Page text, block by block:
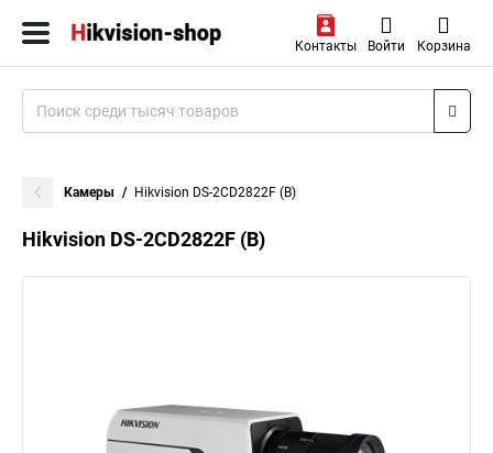
Контакты Войти Корзина
Камеры Hikvision DS-2CD2822F (B)
Hikvision DS-2CD2822F (B)